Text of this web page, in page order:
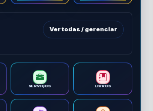
Ver todas / gerenciar
SERVIÇOS LIVROS